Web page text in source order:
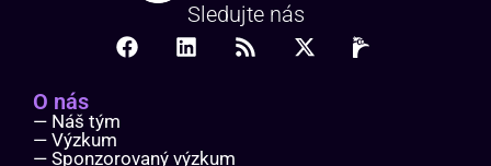
Sledujte nás
O nás
— Náš tým
— Výzkum
— Sponzorovaný výzkum